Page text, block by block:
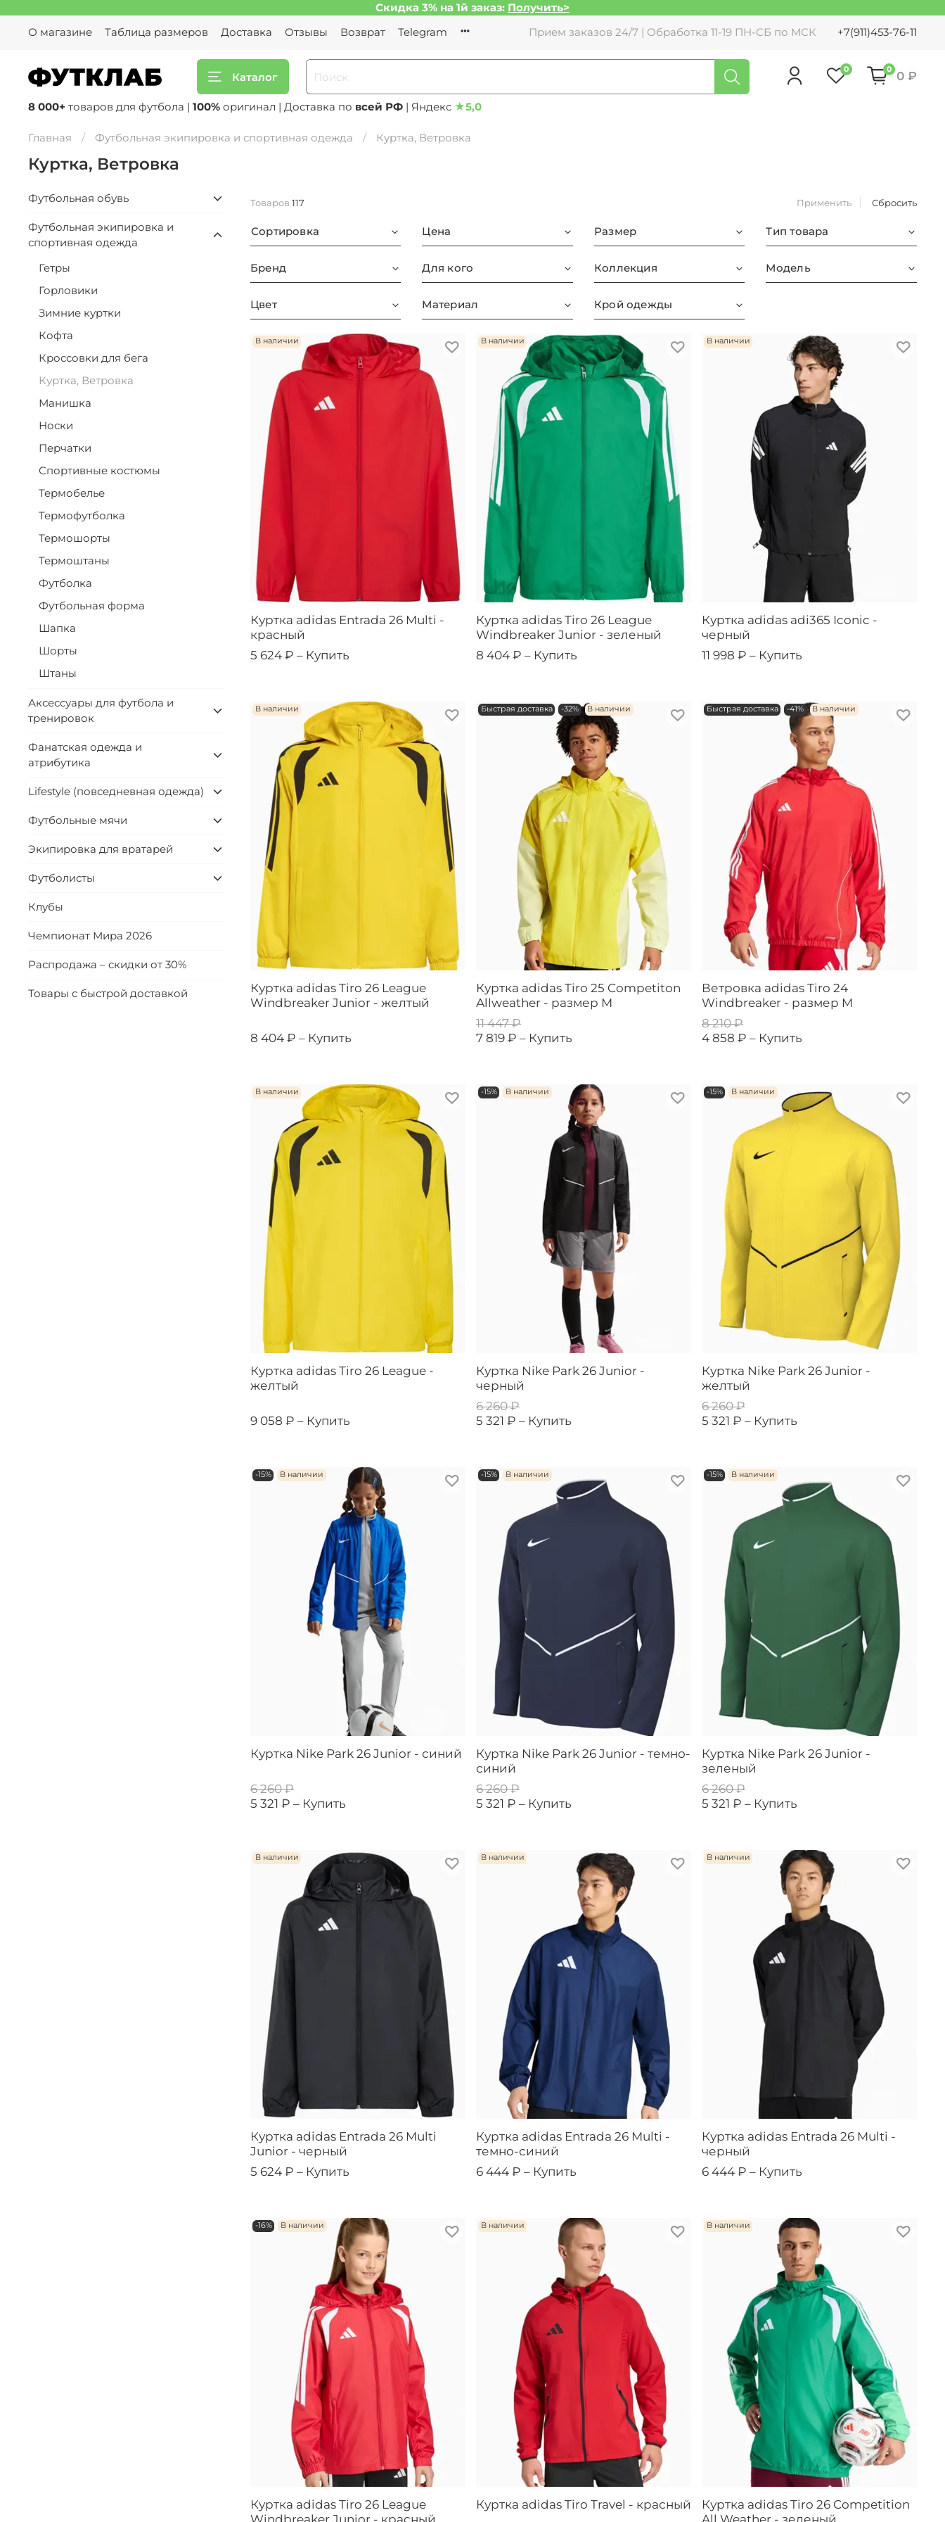
Скидка 3% на 1й заказ: Получить>
О магазине
Таблица размеров Доставка Отзывы Возврат Telegram Прием заказов 24/7 | Обработка 11-19 ПН-СБ по МСК +7(911)453-76-11
Каталог
0 0 0 ₽
8 000+ товаров для футбола | 100% оригинал | Доставка по всей РФ | Яндекс ★5,0
Главная Футбольная экипировка и спортивная одежда Куртка, Ветровка
Куртка, Ветровка
Товаров 117 Применить Сбросить
Сортировка Цена Размер Тип товара
Бренд Для кого Коллекция Модель
Цвет Материал Крой одежды
В наличии
Куртка adidas Entrada 26 Multi -
красный
5 624 ₽ – Купить
В наличии
Куртка adidas Tiro 26 League
Windbreaker Junior - зеленый
8 404 ₽ – Купить
В наличии
Куртка adidas adi365 Iconic -
черный
11 998 ₽ – Купить
В наличии
Куртка adidas Tiro 26 League
Windbreaker Junior - желтый
8 404 ₽ – Купить
Быстрая доставка -32% В наличии
Куртка adidas Tiro 25 Competiton
Allweather - размер M
11 447 ₽
7 819 ₽ – Купить
Быстрая доставка -41% В наличии
Ветровка adidas Tiro 24
Windbreaker - размер M
8 210 ₽
4 858 ₽ – Купить
В наличии
Куртка adidas Tiro 26 League -
желтый
9 058 ₽ – Купить
-15% В наличии
Куртка Nike Park 26 Junior -
черный
6 260 ₽
5 321 ₽ – Купить
-15% В наличии
Куртка Nike Park 26 Junior -
желтый
6 260 ₽
5 321 ₽ – Купить
-15% В наличии
Куртка Nike Park 26 Junior - синий
6 260 ₽
5 321 ₽ – Купить
-15% В наличии
Куртка Nike Park 26 Junior - темно-
синий
6 260 ₽
5 321 ₽ – Купить
-15% В наличии
Куртка Nike Park 26 Junior -
зеленый
6 260 ₽
5 321 ₽ – Купить
В наличии
Куртка adidas Entrada 26 Multi
Junior - черный
5 624 ₽ – Купить
В наличии
Куртка adidas Entrada 26 Multi -
темно-синий
6 444 ₽ – Купить
В наличии
Куртка adidas Entrada 26 Multi -
черный
6 444 ₽ – Купить
-16% В наличии
Куртка adidas Tiro 26 League
В наличии
Куртка adidas Tiro Travel - красный
В наличии
Куртка adidas Tiro 26 Competition
Футбольная обувь
Футбольная экипировка и
спортивная одежда
Гетры
Горловики
Зимние куртки
Кофта
Кроссовки для бега
Куртка, Ветровка
Манишка
Носки
Перчатки
Спортивные костюмы
Термобелье
Термофутболка
Термошорты
Термоштаны
Футболка
Футбольная форма
Шапка
Шорты
Штаны
Аксессуары для футбола и
тренировок
Фанатская одежда и
атрибутика
Lifestyle (повседневная одежда)
Футбольные мячи
Экипировка для вратарей
Футболисты
Клубы
Чемпионат Мира 2026
Распродажа – скидки от 30%
Товары с быстрой доставкой